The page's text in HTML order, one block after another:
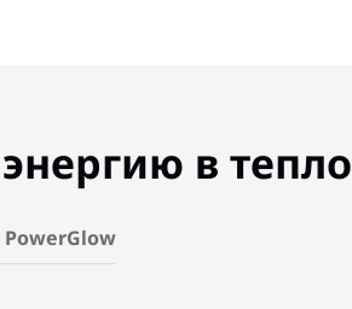
в тепло
PowerGlow